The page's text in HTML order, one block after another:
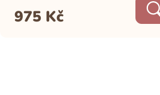
975 Kč